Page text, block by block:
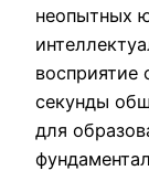
неопытных
восприятие
секунды
для